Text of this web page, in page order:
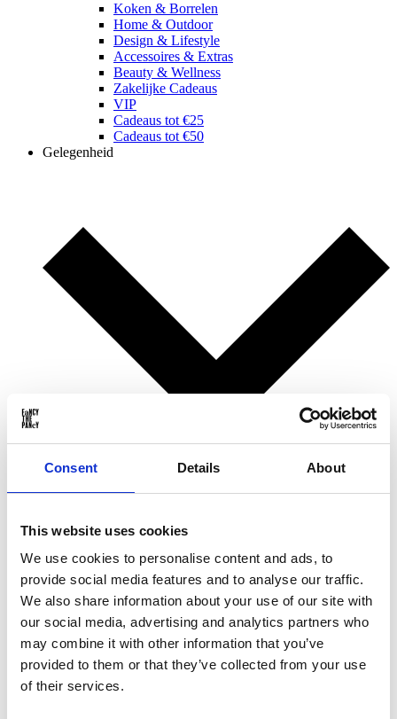
Consent Details About
This website uses cookies
We use cookies to personalise content and ads, to
provide social media features and to analyse our traffic.
We also share information about your use of our site with
our social media, advertising and analytics partners who
may combine it with other information that you’ve
provided to them or that they’ve collected from your use
of their services.
Koken & Borrelen
Home & Outdoor
Design & Lifestyle
Accessoires & Extras
Beauty & Wellness
Zakelijke Cadeaus
VIP
Cadeaus tot €25
Cadeaus tot €50
Gelegenheid
Kerstcadeaus
Valentijnsdagcadeaus
Moederdagcadeaus
Vaderdagcadeaus
Sinterklaascadeaus
Voor ...